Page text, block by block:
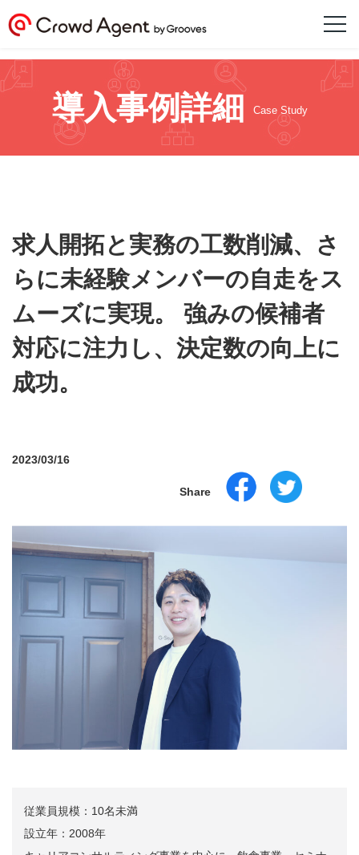
導入事例詳細 Case Study
求人開拓と実務の工数削減、さ
らに未経験メンバーの自走をス
ムーズに実現。 強みの候補者
対応に注力し、決定数の向上に
成功。
2023/03/16
Share
従業員規模：10名未満
設立年：2008年